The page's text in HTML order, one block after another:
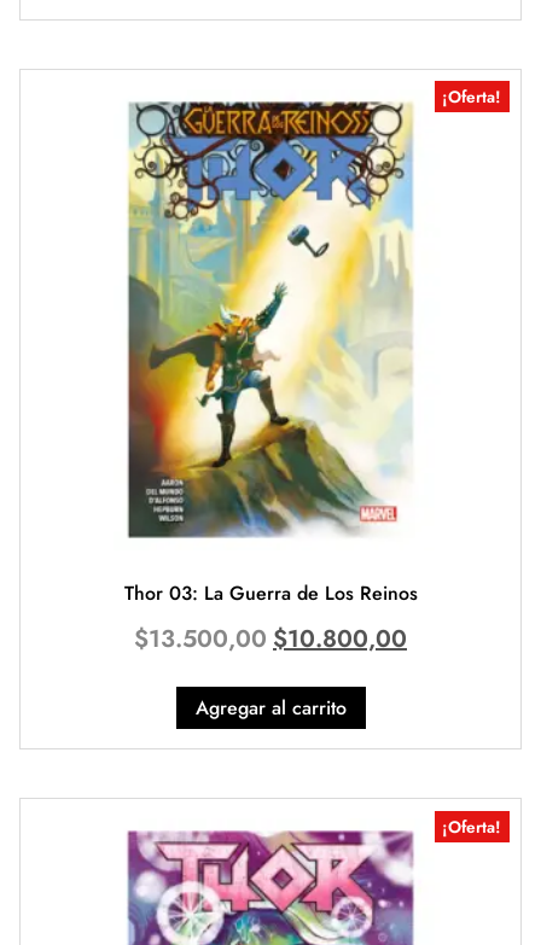
¡Oferta!
Thor 03: La Guerra de Los Reinos
$13.500,00 $10.800,00
Agregar al carrito
¡Oferta!